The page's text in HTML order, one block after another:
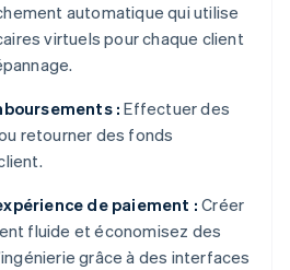
automatique qui utilise
virtuels pour chaque client
: Effectuer des
retourner des fonds
de paiement : Créer
fluide et économisez des
grâce à des interfaces